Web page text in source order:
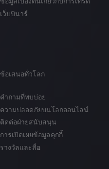
เว็บบินาร์
ข้อเสนอทั่วโลก
คำถามที่พบบ่อย
ความปลอดภัยบนโลกออนไลน์
ติดต่อฝ่ายสนับสนุน
การเปิดเผยข้อมูลคุกกี้
รางวัลและสื่อ